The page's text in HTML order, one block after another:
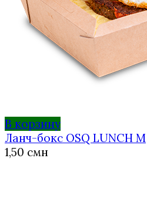
В корзину
Ланч-бокс OSQ LUNCH M
1,50 смн